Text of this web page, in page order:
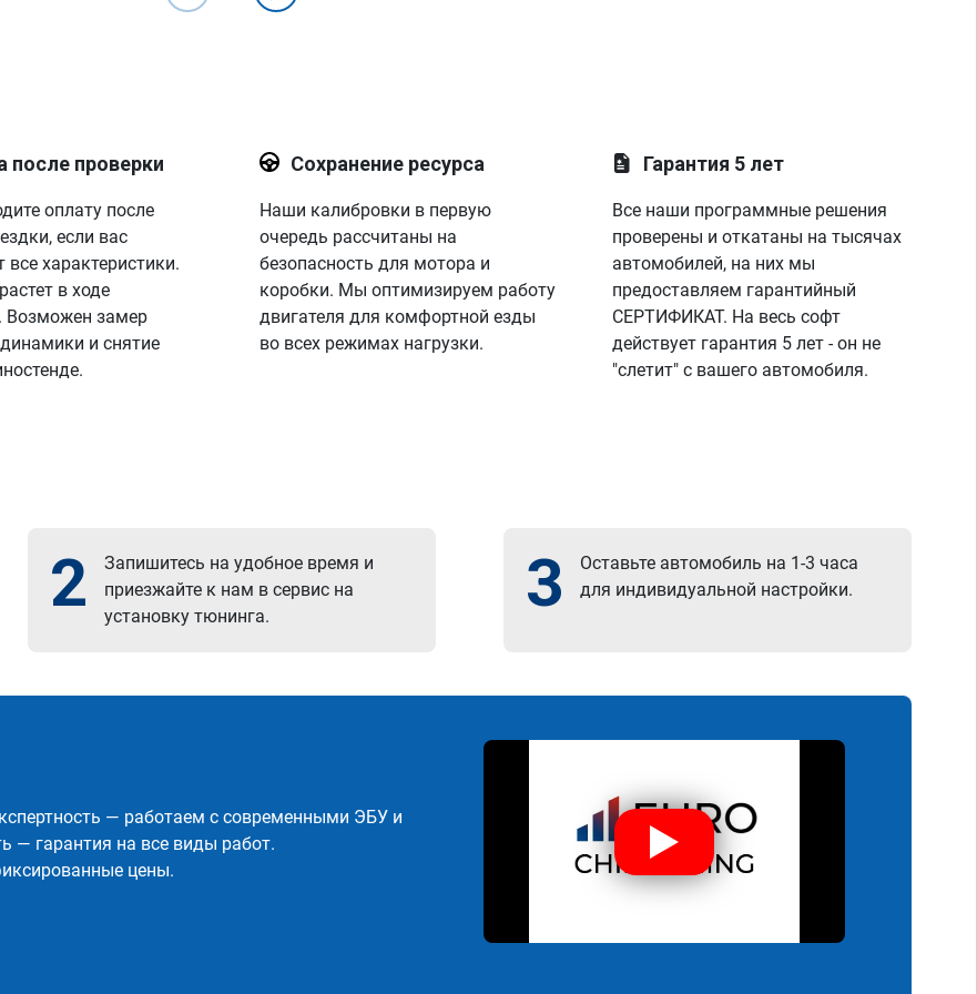
после проверки
оплату после
если вас
все характеристики.
в ходе
Возможен замер
и снятие
Сохранение ресурса
Наши калибровки в первую
очередь рассчитаны на
безопасность для мотора и
коробки. Мы оптимизируем работу
двигателя для комфортной езды
во всех режимах нагрузки.
Гарантия 5 лет
Все наши программные решения
проверены и откатаны на тысячах
автомобилей, на них мы
предоставляем гарантийный
СЕРТИФИКАТ. На весь софт
действует гарантия 5 лет - он не
"слетит" с вашего автомобиля.
2
Запишитесь на удобное время и
приезжайте к нам в сервис на
установку тюнинга.
3
Оставьте автомобиль на 1-3 часа
для индивидуальной настройки.
— работаем с современными ЭБУ и
— гарантия на все виды работ.
цены.